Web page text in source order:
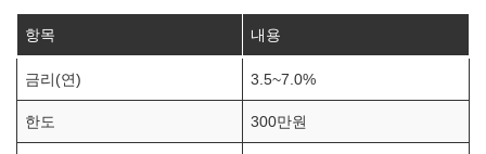
항목 내용
금리(연) 3.5~7.0%
한도 300만원